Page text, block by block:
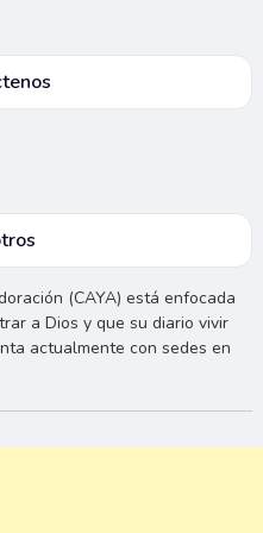
(CAYA) está enfocada
a Dios y que su diario vivir
actualmente con sedes en